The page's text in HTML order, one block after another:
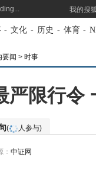
我的搜
- 文化 - 历史 - 体育 -
要闻 > 时事
严限行令
( 人参与)
： 中证网